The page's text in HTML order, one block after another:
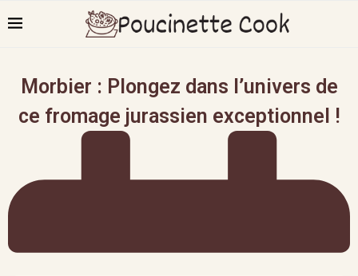
Morbier : Plongez dans l’univers de
ce fromage jurassien exceptionnel !